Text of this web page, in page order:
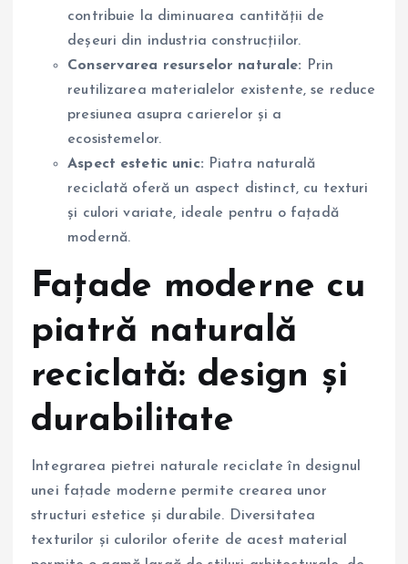
contribuie la diminuarea cantității de
deșeuri din industria construcțiilor.
Conservarea resurselor naturale: Prin
reutilizarea materialelor existente, se reduce
presiunea asupra carierelor și a
ecosistemelor.
Aspect estetic unic: Piatra naturală
reciclată oferă un aspect distinct, cu texturi
și culori variate, ideale pentru o fațadă
modernă.
Fațade moderne cu
piatră naturală
reciclată: design și
durabilitate
Integrarea pietrei naturale reciclate în designul
unei fațade moderne permite crearea unor
structuri estetice și durabile. Diversitatea
texturilor și culorilor oferite de acest material